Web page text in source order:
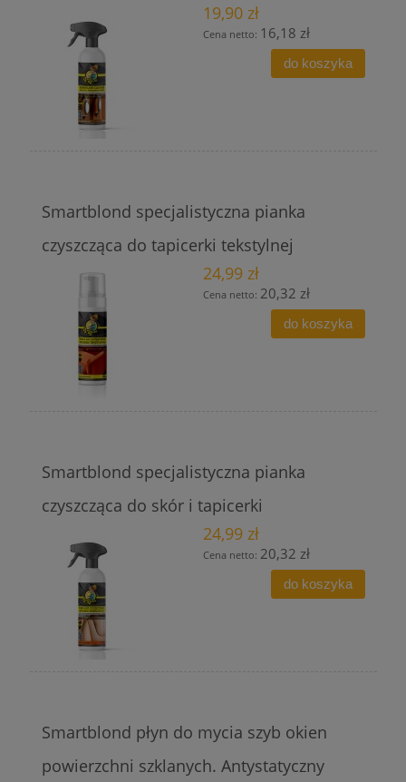
19,90 zł
Cena netto: 16,18 zł
do koszyka
Smartblond specjalistyczna pianka
czyszcząca do tapicerki tekstylnej
24,99 zł
Cena netto: 20,32 zł
do koszyka
Smartblond specjalistyczna pianka
czyszcząca do skór i tapicerki
24,99 zł
Cena netto: 20,32 zł
do koszyka
Smartblond płyn do mycia szyb okien
powierzchni szklanych. Antystatyczny